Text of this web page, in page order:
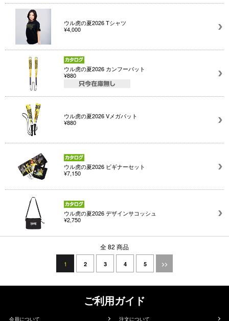
ウル虎の夏2026 Tシャツ
¥4,000
ウル虎の夏2026 カンフーバット
¥880
ウル虎の夏2026 Vメガバット
¥880
ウル虎の夏2026 ビギナーセット
¥7,150
ウル虎の夏2026 デザインサコッシュ
¥2,750
全 82 商品
1 2 3 4 5 >>
ご利用ガイド
会員について 注文について